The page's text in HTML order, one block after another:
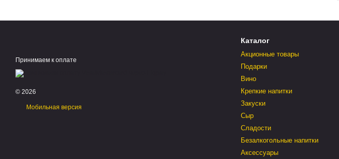
Принимаем к оплате
© 2026
Мобильная версия
Каталог
Акционные товары
Подарки
Вино
Крепкие напитки
Закуски
Сыр
Сладости
Безалкогольные напитки
Аксессуары